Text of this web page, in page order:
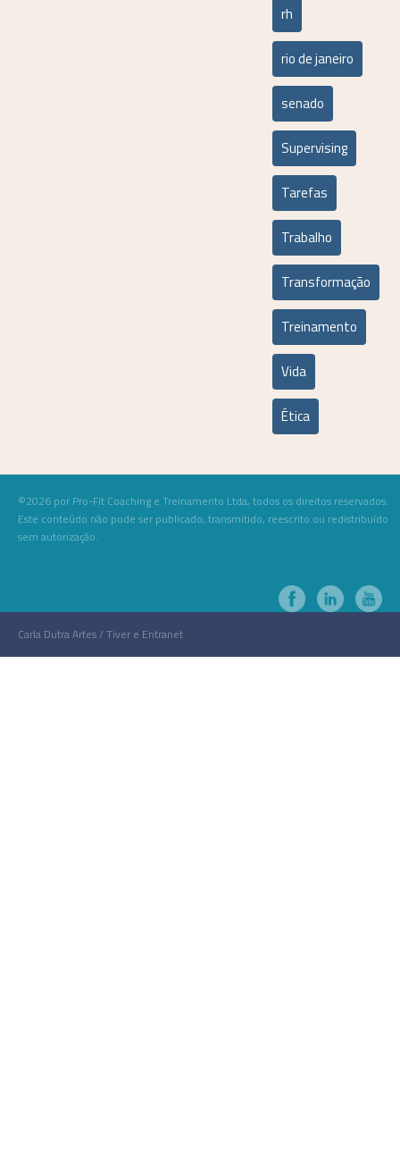
rh
rio de janeiro
senado
Supervising
Tarefas
Trabalho
Transformação
Treinamento
Vida
Ética
©2026 por Pro-Fit Coaching e Treinamento Ltda, todos os direitos reservados.
Este conteúdo não pode ser publicado, transmitido, reescrito ou redistribuído
sem autorização.
Carla Dutra Artes / Tiver e Entranet